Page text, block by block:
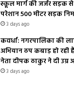
स्कूल मार्ग की जर्जर सड़क से
परेशान 500 मीटर सड़क
3 days ago
कवर्धा: नगरपालिका की
अभियान ठप कबाड़ हो रही
नेता दीपक ठाकुर ने दी
3 days ago